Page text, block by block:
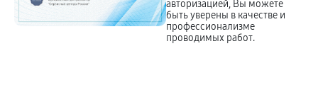
авторизацией, Вы можете
быть уверены в качестве и
профессионализме
проводимых работ.